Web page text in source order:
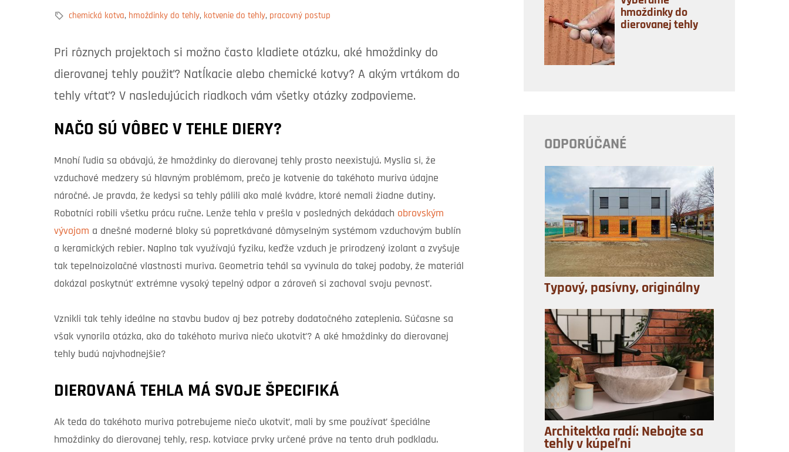
chemická kotva, hmoždinky do tehly, kotvenie do tehly, pracovný postup
Pri rôznych projektoch si možno často kladiete otázku, aké hmoždinky do
dierovanej tehly použiť? Natĺkacie alebo chemické kotvy? A akým vrtákom do
tehly vŕtať? V nasledujúcich riadkoch vám všetky otázky zodpovieme.
NAČO SÚ VÔBEC V TEHLE DIERY?
Mnohí ľudia sa obávajú, že hmoždinky do dierovanej tehly prosto neexistujú. Myslia si, že
vzduchové medzery sú hlavným problémom, prečo je kotvenie do takéhoto muriva údajne
náročné. Je pravda, že kedysi sa tehly pálili ako malé kvádre, ktoré nemali žiadne dutiny.
Robotníci robili všetku prácu ručne. Lenže tehla v prešla v posledných dekádach obrovským
vývojom a dnešné moderné bloky sú popretkávané dômyselným systémom vzduchovým bublín
a keramických rebier. Naplno tak využívajú fyziku, keďže vzduch je prirodzený izolant a zvyšuje
tak tepelnoizolačné vlastnosti muriva. Geometria tehál sa vyvinula do takej podoby, že materiál
dokázal poskytnúť extrémne vysoký tepelný odpor a zároveň si zachoval svoju pevnosť.
Vznikli tak tehly ideálne na stavbu budov aj bez potreby dodatočného zateplenia. Súčasne sa
však vynorila otázka, ako do takéhoto muriva niečo ukotviť? A aké hmoždinky do dierovanej
tehly budú najvhodnejšie?
DIEROVANÁ TEHLA MÁ SVOJE ŠPECIFIKÁ
Ak teda do takéhoto muriva potrebujeme niečo ukotviť, mali by sme používať špeciálne
hmoždinky do dierovanej tehly, resp. kotviace prvky určené práve na tento druh podkladu.
hmoždinky do
dierovanej tehly
ODPORÚČANÉ
Typový, pasívny, originálny
Architektka radí: Nebojte sa
tehly v kúpeľni